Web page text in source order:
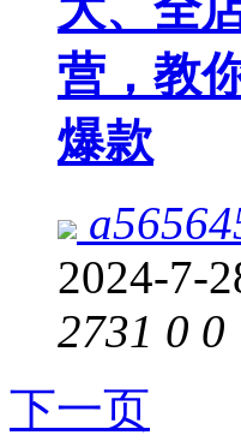
营，教
爆款
2024-7-
2731 0 0
下一页